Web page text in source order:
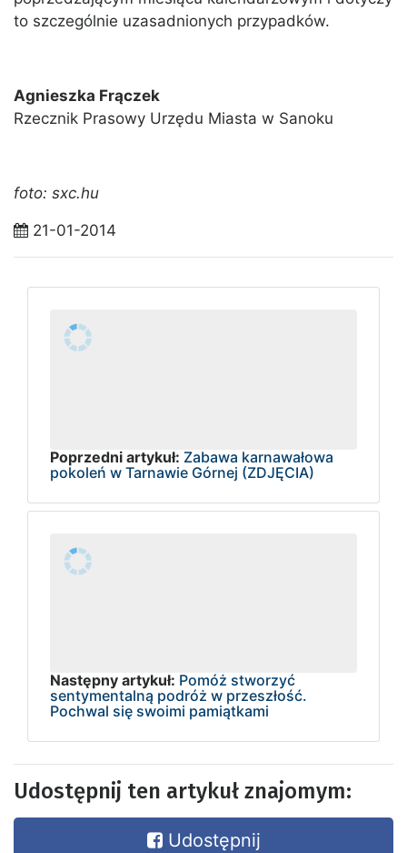
to szczególnie uzasadnionych przypadków.
Agnieszka Frączek
Rzecznik Prasowy Urzędu Miasta w Sanoku
foto: sxc.hu
21-01-2014
Poprzedni artykuł: Zabawa karnawałowa
pokoleń w Tarnawie Górnej (ZDJĘCIA)
Następny artykuł: Pomóż stworzyć
sentymentalną podróż w przeszłość.
Pochwal się swoimi pamiątkami
Udostępnij ten artykuł znajomym:
Udostępnij